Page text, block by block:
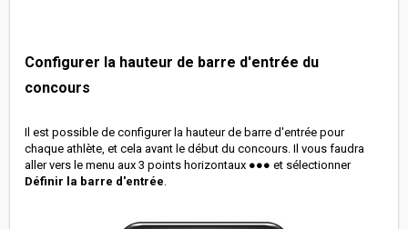
Configurer la hauteur de barre d'entrée du
concours
Il est possible de configurer la hauteur de barre d'entrée pour
chaque athlète, et cela avant le début du concours. Il vous faudra
aller vers le menu aux 3 points horizontaux ●●● et sélectionner
Définir la barre d'entrée.